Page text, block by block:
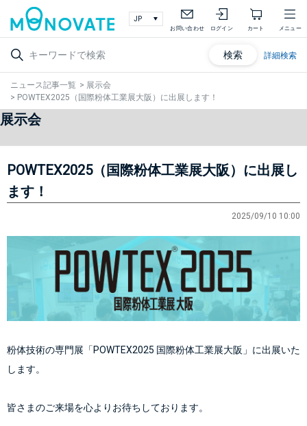
お問い合わせ ログイン カート メニュー
検索 詳細検索
ニュース記事一覧 > 展示会
> POWTEX2025（国際粉体工業展大阪）に出展します！
展示会
POWTEX2025（国際粉体工業展大阪）に出展し
ます！
2025/09/10 10:00
粉体技術の専門展「POWTEX2025 国際粉体工業展大阪」に出展いた
します。
皆さまのご来場を心よりお待ちしております。